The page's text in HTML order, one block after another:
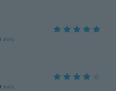
avis
avis